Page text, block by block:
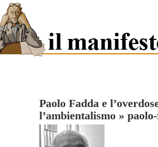
Paolo Fadda e
l’ambientalismo »